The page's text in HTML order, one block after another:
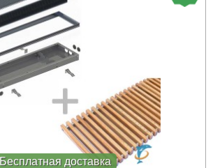
Бесплатная доставка